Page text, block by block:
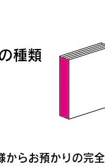
種類
からお預かりの完